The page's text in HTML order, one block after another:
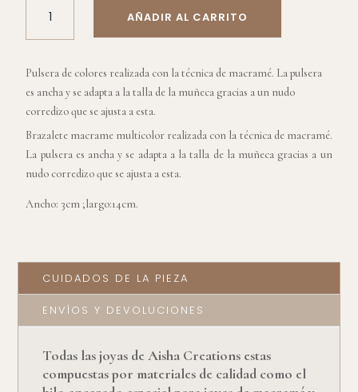
ANCHO
MULTICOLOR
TRIÁNGULOS
CANTIDAD
AÑADIR AL CARRITO
Pulsera de colores realizada con la técnica de macramé. La pulsera
es ancha y se adapta a la talla de la muñeca gracias a un nudo
corredizo que se ajusta a esta.
Brazalete macrame multicolor realizada con la técnica de macramé.
La pulsera es ancha y se adapta a la talla de la muñeca gracias a un
nudo corredizo que se ajusta a esta.
Ancho: 3cm ;largo:14cm.
CUIDADOS DE LA PIEZA
ENVÍOS Y DEVOLUCIONES
Todas las joyas de Aisha Creations estas
compuestas por materiales de calidad como el